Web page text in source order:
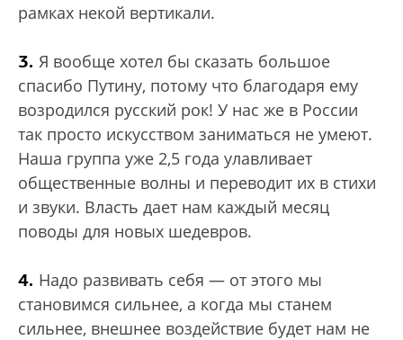
рамках некой вертикали.
3. Я вообще хотел бы сказать большое
спасибо Путину, потому что благодаря ему
возродился русский рок! У нас же в России
так просто искусством заниматься не умеют.
Наша группа уже 2,5 года улавливает
общественные волны и переводит их в стихи
и звуки. Власть дает нам каждый месяц
поводы для новых шедевров.
4. Надо развивать себя — от этого мы
становимся сильнее, а когда мы станем
сильнее, внешнее воздействие будет нам не